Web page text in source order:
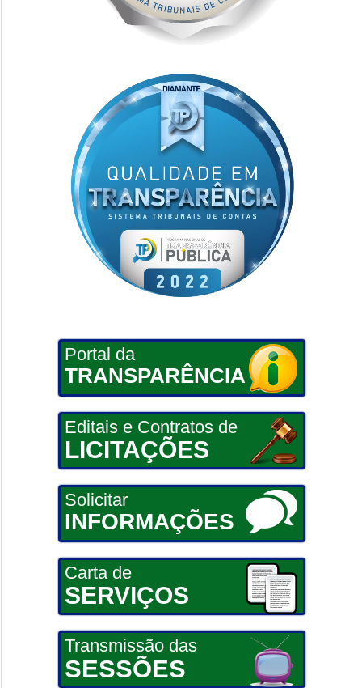
Portal da
TRANSPARÊNCIA
Editais e Contratos de
LICITAÇÕES
Solicitar
INFORMAÇÕES
Carta de
SERVIÇOS
Transmissão das
SESSÕES